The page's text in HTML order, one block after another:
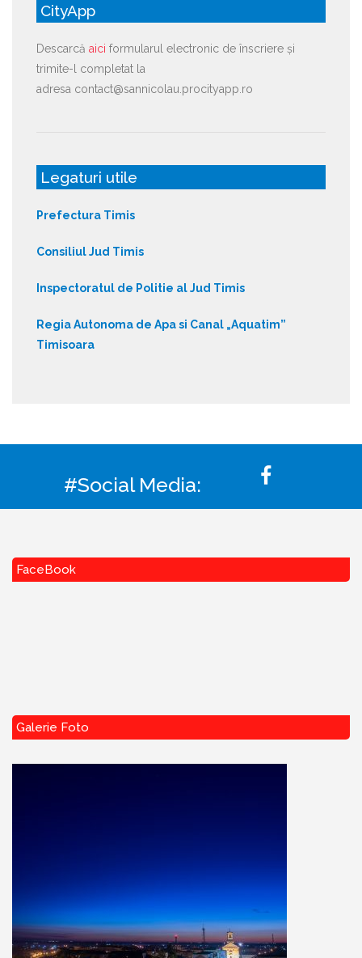
CityApp
Descarcă aici formularul electronic de înscriere și
trimite-l completat la
adresa contact@sannicolau.procityapp.ro
Legaturi utile
Prefectura Timis
Consiliul Jud Timis
Inspectoratul de Politie al Jud Timis
Regia Autonoma de Apa si Canal „Aquatim”
Timisoara
#Social Media:
FaceBook
Galerie Foto